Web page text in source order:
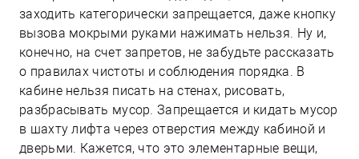
заходить категорически запрещается, даже кнопку
вызова мокрыми руками нажимать нельзя. Ну и,
конечно, на счет запретов, не забудьте рассказать
о правилах чистоты и соблюдения порядка. В
кабине нельзя писать на стенах, рисовать,
разбрасывать мусор. Запрещается и кидать мусор
в шахту лифта через отверстия между кабиной и
дверьми. Кажется, что это элементарные вещи,